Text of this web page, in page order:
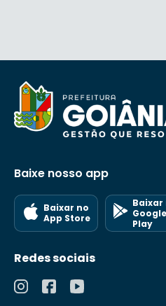
Baixe nosso app
Baixar no
App Store
Baixar
Google
Play
Redes sociais